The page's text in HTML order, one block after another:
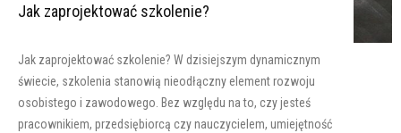
Jak zaprojektować szkolenie?
Jak zaprojektować szkolenie? W dzisiejszym dynamicznym
świecie, szkolenia stanowią nieodłączny element rozwoju
osobistego i zawodowego. Bez względu na to, czy jesteś
pracownikiem, przedsiębiorcą czy nauczycielem, umiejętność